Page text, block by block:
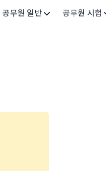
공무원 일반 공무원 시험